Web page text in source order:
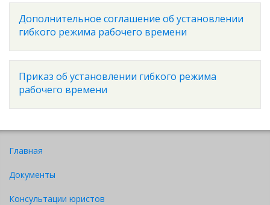
Дополнительное соглашение об установлении
гибкого режима рабочего времени
Приказ об установлении гибкого режима
рабочего времени
Главная
Документы
Консультации юристов